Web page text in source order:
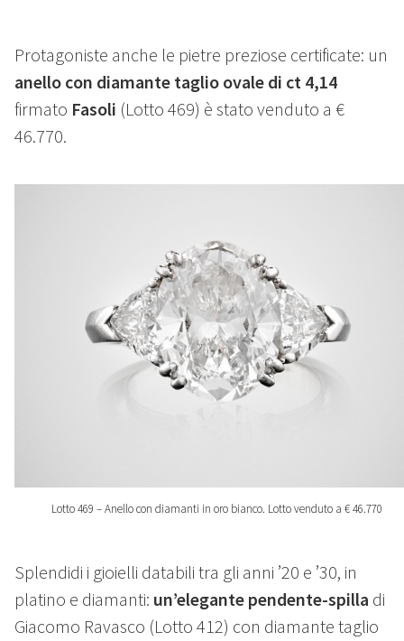
Protagoniste anche le pietre preziose certificate: un
anello con diamante taglio ovale di ct 4,14
firmato Fasoli (Lotto 469) è stato venduto a €
46.770.
Lotto 469 – Anello con diamanti in oro bianco. Lotto venduto a € 46.770
Splendidi i gioielli databili tra gli anni ’20 e ’30, in
platino e diamanti: un’elegante pendente-spilla di
Giacomo Ravasco (Lotto 412) con diamante taglio